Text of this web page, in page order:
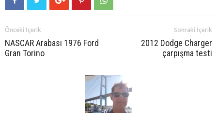
Önceki İçerik
NASCAR Arabası 1976 Ford
Gran Torino
Sonraki İçerik
2012 Dodge Charger
çarpışma testi